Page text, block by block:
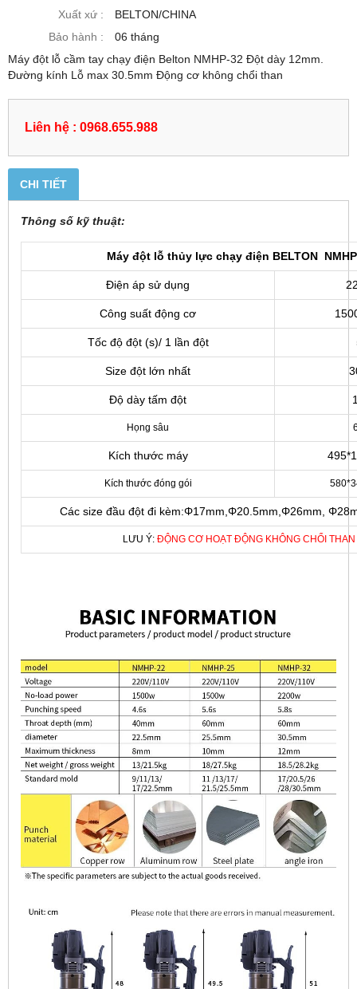
Xuất xứ :
BELTON/CHINA
Bảo hành :
06 tháng
Máy đột lỗ cầm tay chạy điện Belton NMHP-32 Đột dày 12mm.
Đường kính Lỗ max 30.5mm Động cơ không chổi than
Liên hệ : 0968.655.988
CHI TIẾT
Thông số kỹ thuật:
Máy đột lỗ thủy lực chạy điện BELTON
Điện áp sử dụng
Công suất động cơ
Tốc độ đột (s)/ 1 lần đột
Size đột lớn nhất
Độ dày tấm đột
Họng sâu
Kích thước máy
Kích thước đóng gói
Các size đầu đột đi kèm:Φ17mm,Φ20.5mm,Φ26mm,
LƯU Ý: ĐỘNG CƠ HOẠT ĐỘNG KHÔNG CHỔI THAN